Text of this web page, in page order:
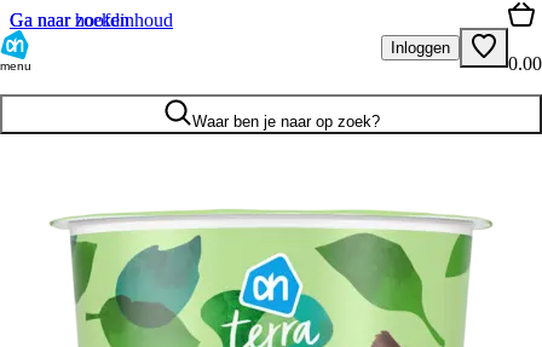
Ga naar hoofdinhoud
Ga naar zoeken
menu
Inloggen
0.00
Waar ben je naar op zoek?